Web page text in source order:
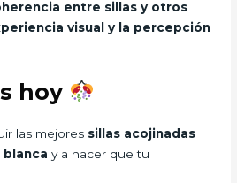
entre sillas y otros
visual y la percepción
hoy
las mejores sillas acojinadas
blancay a hacer que tu